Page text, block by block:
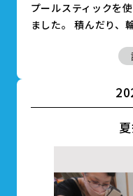
プールスティックを
ました。 積んだり、